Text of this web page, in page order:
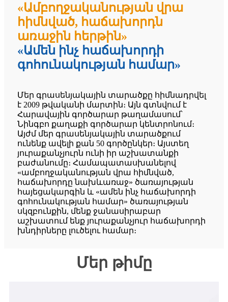
«Ամբողջականության վրա
հիմնված, հաճախորդն
առաջին հերթին»
«Ամեն ինչ հաճախորդի
գոհունակության համար»
Մեր գրասենյակային տարածքը հիմնադրվել
է 2009 թվականի մարտին։ Այն գտնվում է
Հարավային գործարար թաղամասում՝
Նինգբո քաղաքի գործարար կենտրոնում։
Այժմ մեր գրասենյակային տարածքում
ունենք ավելի քան 50 գործընկեր։ Այստեղ
յուրաքանչյուրն ունի իր աշխատանքի
բաժանումը։ Համապատասխանելով
«ամբողջականության վրա հիմնված,
հաճախորդը նախևառաջ» ծառայության
հայեցակարգին և «ամեն ինչ հաճախորդի
գոհունակության համար» ծառայության
սկզբունքին, մենք ջանասիրաբար
աշխատում ենք յուրաքանչյուր հաճախորդի
խնդիրները լուծելու համար։
Մեր թիմը